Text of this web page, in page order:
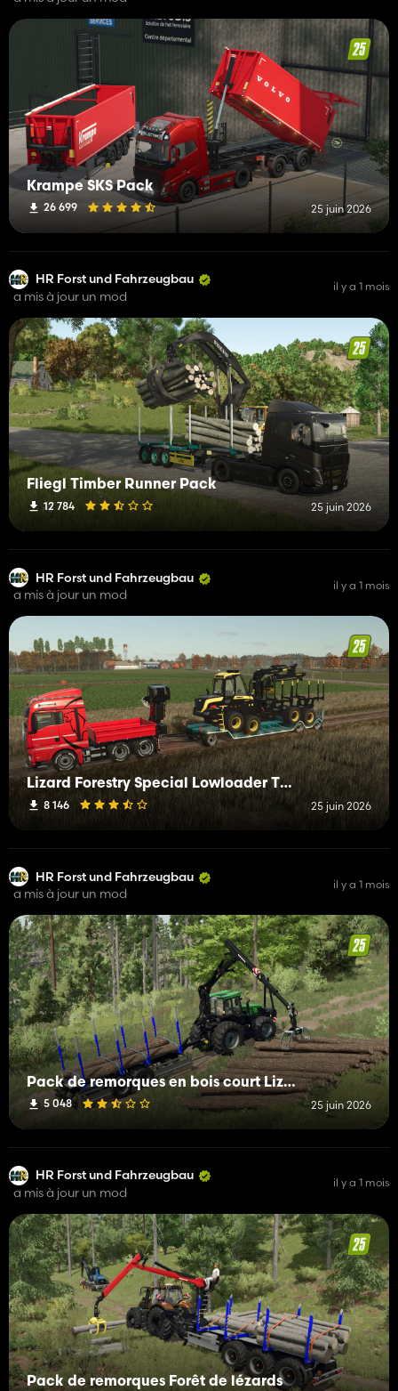
Krampe SKS Pack
26 699 25 juin 2026
HR Forst und Fahrzeugbau
a mis à jour un mod
il y a 1 mois
Fliegl Timber Runner Pack
12 784 25 juin 2026
HR Forst und Fahrzeugbau
a mis à jour un mod
il y a 1 mois
Lizard Forestry Special Lowloader TL38
8 146 25 juin 2026
HR Forst und Fahrzeugbau
a mis à jour un mod
il y a 1 mois
Pack de remorques en bois court Lizard
5 048 25 juin 2026
HR Forst und Fahrzeugbau
a mis à jour un mod
il y a 1 mois
Pack de remorques Forêt de lézards